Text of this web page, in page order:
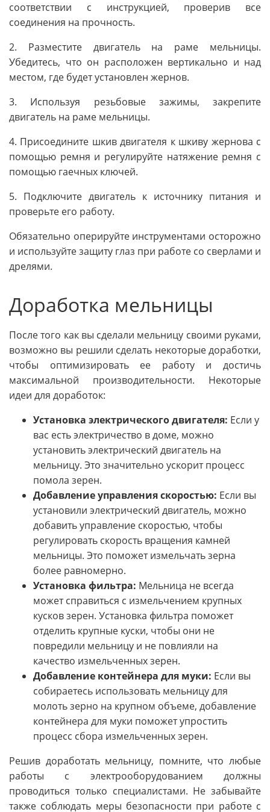
соответствии с инструкцией, проверив все
соединения на прочность.
2. Разместите двигатель на раме мельницы.
Убедитесь, что он расположен вертикально и над
местом, где будет установлен жернов.
3. Используя резьбовые зажимы, закрепите
двигатель на раме мельницы.
4. Присоедините шкив двигателя к шкиву жернова с
помощью ремня и регулируйте натяжение ремня с
помощью гаечных ключей.
5. Подключите двигатель к источнику питания и
проверьте его работу.
Обязательно оперируйте инструментами осторожно
и используйте защиту глаз при работе со сверлами и
дрелями.
Доработка мельницы
После того как вы сделали мельницу своими руками,
возможно вы решили сделать некоторые доработки,
чтобы оптимизировать ее работу и достичь
максимальной производительности. Некоторые
идеи для доработок:
Установка электрического двигателя: Если у
вас есть электричество в доме, можно
установить электрический двигатель на
мельницу. Это значительно ускорит процесс
помола зерен.
Добавление управления скоростью: Если вы
установили электрический двигатель, можно
добавить управление скоростью, чтобы
регулировать скорость вращения камней
мельницы. Это поможет измельчать зерна
более равномерно.
Установка фильтра: Мельница не всегда
может справиться с измельчением крупных
кусков зерен. Установка фильтра поможет
отделить крупные куски, чтобы они не
повредили мельницу и не повлияли на
качество измельченных зерен.
Добавление контейнера для муки: Если вы
собираетесь использовать мельницу для
молоть зерно на крупном объеме, добавление
контейнера для муки поможет упростить
процесс сбора измельченных зерен.
Решив доработать мельницу, помните, что любые
работы с электрооборудованием должны
проводиться только специалистами. Не забывайте
также соблюдать меры безопасности при работе с